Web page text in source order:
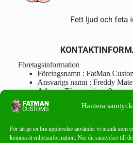
Hantera
För att ge en bra upplevelse använder vi teknik som
komma åt enhetsinformation. När du samtycker till
Fett ljud och feta
Företagsinformation
Företagsnamn : FatMan
Ansvarigs namn : Freddy
Adress : Tångenvägen 9
Postnr : 417 46 Göteborg
Tel : 0762919666
info@fatmancustoms.se
Mån – Fre 10:00 – 18:00